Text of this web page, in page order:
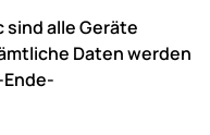
alle Geräte
Daten werden